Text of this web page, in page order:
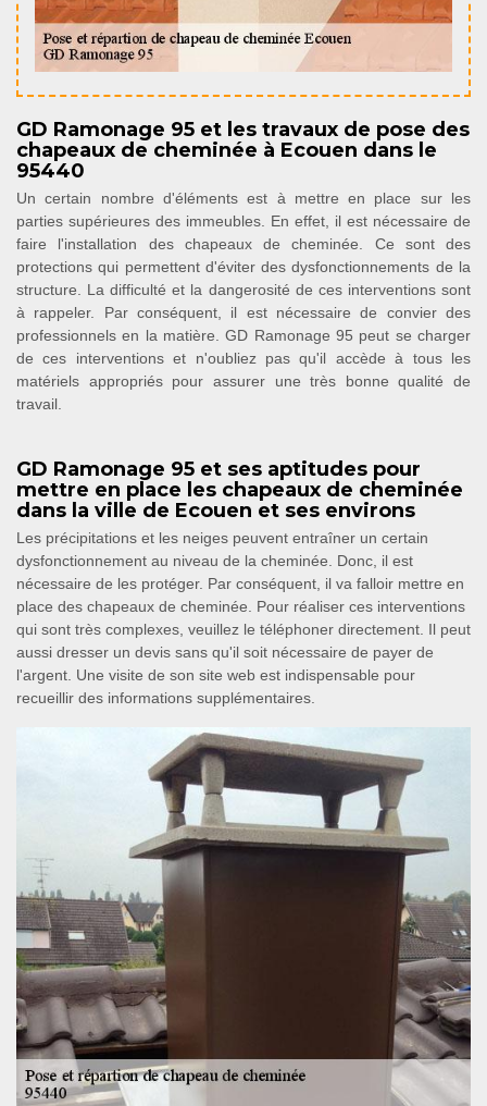
GD Ramonage 95 et les travaux de pose des
chapeaux de cheminée à Ecouen dans le
95440
Un certain nombre d'éléments est à mettre en place sur les
parties supérieures des immeubles. En effet, il est nécessaire de
faire l'installation des chapeaux de cheminée. Ce sont des
protections qui permettent d'éviter des dysfonctionnements de la
structure. La difficulté et la dangerosité de ces interventions sont
à rappeler. Par conséquent, il est nécessaire de convier des
professionnels en la matière. GD Ramonage 95 peut se charger
de ces interventions et n'oubliez pas qu'il accède à tous les
matériels appropriés pour assurer une très bonne qualité de
travail.
GD Ramonage 95 et ses aptitudes pour
mettre en place les chapeaux de cheminée
dans la ville de Ecouen et ses environs
Les précipitations et les neiges peuvent entraîner un certain
dysfonctionnement au niveau de la cheminée. Donc, il est
nécessaire de les protéger. Par conséquent, il va falloir mettre en
place des chapeaux de cheminée. Pour réaliser ces interventions
qui sont très complexes, veuillez le téléphoner directement. Il peut
aussi dresser un devis sans qu'il soit nécessaire de payer de
l'argent. Une visite de son site web est indispensable pour
recueillir des informations supplémentaires.